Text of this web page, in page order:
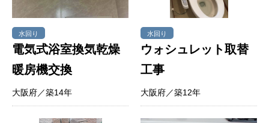
水回り
電気式浴室換気乾燥
暖房機交換
大阪府／築14年
水回り
ウォシュレット取替
工事
大阪府／築12年